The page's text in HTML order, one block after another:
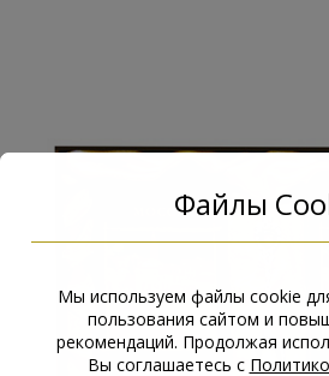
Файлы
Мы используем файлы cookie
пользования сайтом и
рекомендаций. Продолжая
Вы соглашаетесь с